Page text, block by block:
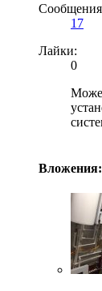
17
Лайки:
0
Вложения: